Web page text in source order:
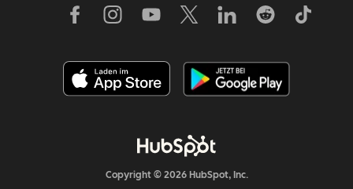
Copyright © 2026 HubSpot, Inc.